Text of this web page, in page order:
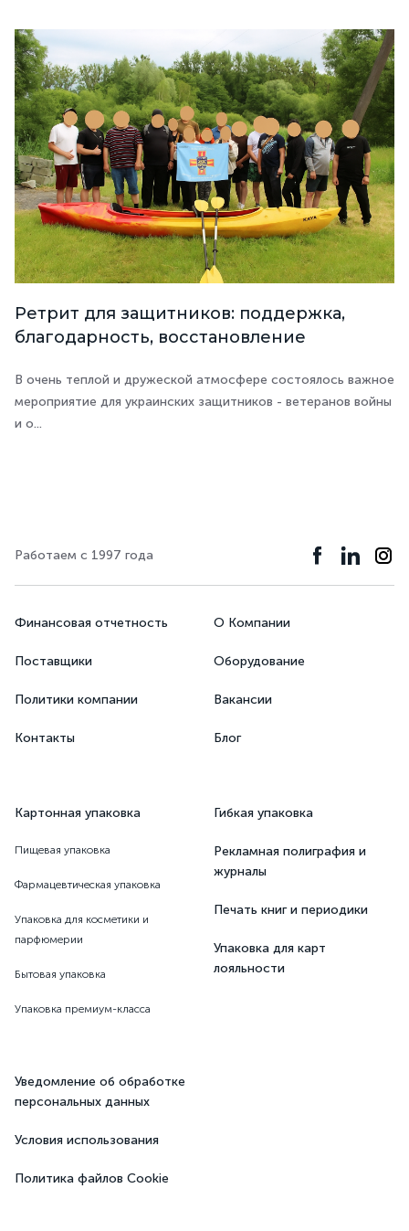
Ретрит для защитников: поддержка,
благодарность, восстановление
В очень теплой и дружеской атмосфере состоялось важное
мероприятие для украинских защитников - ветеранов войны
и о...
Работаем с 1997 года
Финансовая отчетность
Поставщики
Политики компании
Контакты
О Компании
Оборудование
Вакансии
Блог
Картонная упаковка
Пищевая упаковка
Фармацевтическая упаковка
Упаковка для косметики и
парфюмерии
Бытовая упаковка
Упаковка премиум-класса
Гибкая упаковка
Рекламная полиграфия и
журналы
Печать книг и периодики
Упаковка для карт
лояльности
Уведомление об обработке
персональных данных
Условия использования
Политика файлов Cookie